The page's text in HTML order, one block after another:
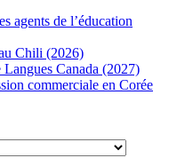
agents de l’éducation
Chili (2026)
Langues Canada (2027)
commerciale en Corée